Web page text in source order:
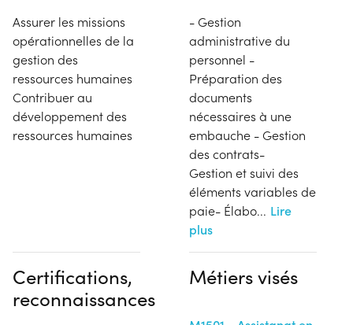
Assurer les missions
opérationnelles de la
gestion des
ressources humaines
Contribuer au
développement des
ressources humaines
- Gestion
administrative du
personnel -
Préparation des
documents
nécessaires à une
embauche - Gestion
des contrats-
Gestion et suivi des
éléments variables de
paie- Élabo... Lire
plus
Certifications,
reconnaissances
Métiers visés